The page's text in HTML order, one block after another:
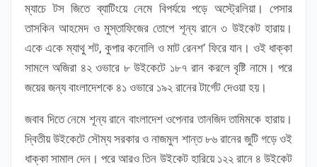
ম্যাচে টস জিতে ব্যাটিংয়ে নেমে বিপর্যয়ে পড়ে অস্ট্রেলিয়া। পেসার
তাসকিন আহমেদ ও মুস্তাফিজের তোপে শূন্য রানে ৩ উইকেট হারায়।
একে একে ম্যাথু শট, কুপার কনোলি ও মাট রেনশ’ ফিরে যান। ওই ধাক্কা
সামলে অজিরা ৪২ ওভারে ৮ উইকেটে ১৮৭ রান করলে বৃষ্টি নামে। পরে
জয়ের জন্য বাংলাদেশকে ৪১ ওভারে ১৯২ রানের টার্গেট দেওয়া হয়।
জবাব দিতে নেমে শূন্য রানে বাংলাদেশ ওপেনার তানজিদ তামিমকে হারায়।
দ্বিতীয় উইকেটে সৌম্য সরকার ও নাজমুল শান্ত ৮৬ রানের জুটি গড়ে ওই
ধাক্কা সামাল দেন। পরে আরও তিন উইকেট হারিয়ে ১২২ রানে ৪ উইকেট